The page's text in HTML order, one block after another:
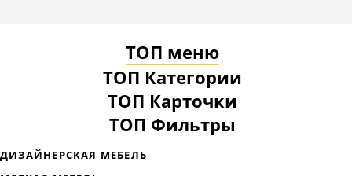
ТОП меню
ТОП Категории
ТОП Карточки
ТОП Фильтры